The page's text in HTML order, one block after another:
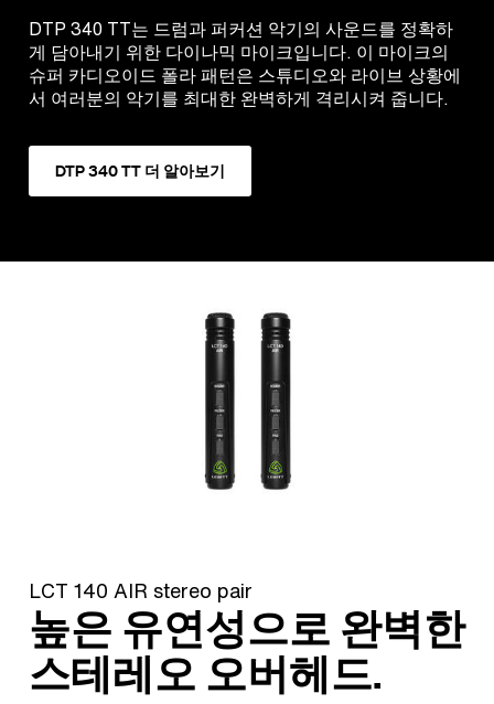
DTP 340 TT는 드럼과 퍼커션 악기의 사운드를 정확하
게 담아내기 위한 다이나믹 마이크입니다. 이 마이크의
슈퍼 카디오이드 폴라 패턴은 스튜디오와 라이브 상황에
서 여러분의 악기를 최대한 완벽하게 격리시켜 줍니다.
DTP 340 TT 더 알아보기
LCT 140 AIR stereo pair
높은 유연성으로 완벽한
스테레오 오버헤드.